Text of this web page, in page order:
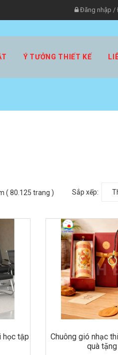
Đăng nhập /
Ý TƯỞNG THIẾT KẾ
( 80.125 trang ) Sắp xếp:
học tập
Chuông gió nhạc
quà tặng